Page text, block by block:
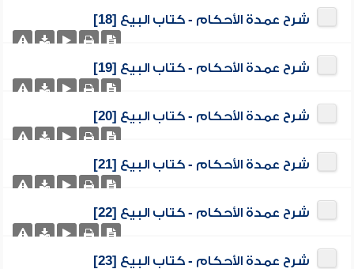
شرح عمدة الأحكام - كتاب البيع [18]
شرح عمدة الأحكام - كتاب البيع [19]
شرح عمدة الأحكام - كتاب البيع [20]
شرح عمدة الأحكام - كتاب البيع [21]
شرح عمدة الأحكام - كتاب البيع [22]
شرح عمدة الأحكام - كتاب البيع [23]